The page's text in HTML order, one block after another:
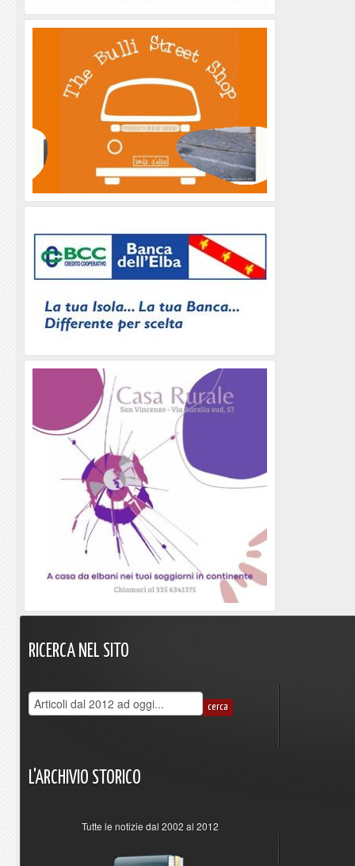
RICERCA NEL SITO
L'ARCHIVIO STORICO
Tutte le notizie dal 2002 al 2012